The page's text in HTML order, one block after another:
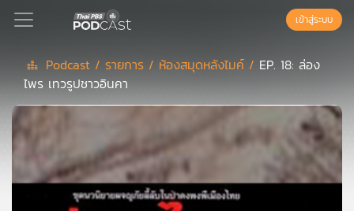
Podcast
เพล
ลิ
เข้าสู่ระบบ
Podcast / รายการ / ห้องสมุดหลังไมค์ / EP. 18: ล่อง
ไพร เทวรูปชาวอินคา